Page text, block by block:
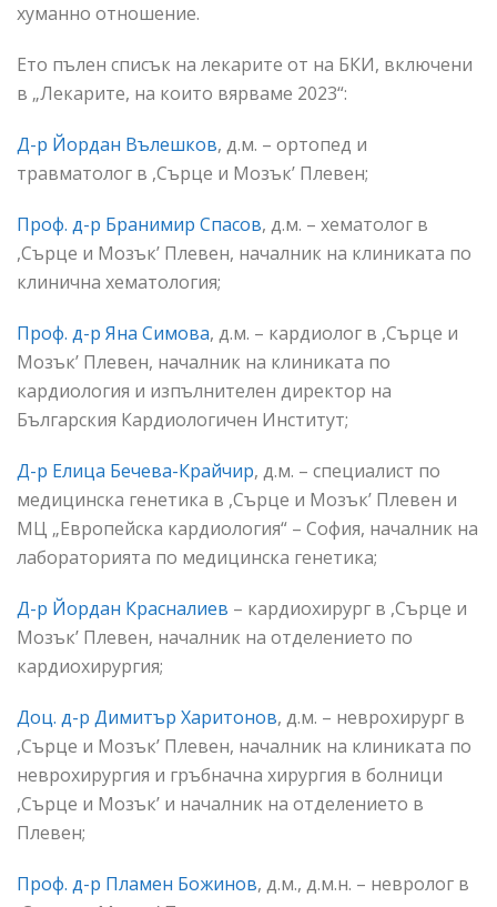
хуманно отношение.
Ето пълен списък на лекарите от на БКИ, включени
в „Лекарите, на които вярваме 2023“:
Д-р Йордан Вълешков, д.м. – ортопед и
травматолог в ,Сърце и Мозък’ Плевен;
Проф. д-р Бранимир Спасов, д.м. – хематолог в
,Сърце и Мозък’ Плевен, началник на клиниката по
клинична хематология;
Проф. д-р Яна Симова, д.м. – кардиолог в ,Сърце и
Мозък’ Плевен, началник на клиниката по
кардиология и изпълнителен директор на
Българския Кардиологичен Институт;
Д-р Елица Бечева-Крайчир, д.м. – специалист по
медицинска генетика в ,Сърце и Мозък’ Плевен и
МЦ „Европейска кардиология“ – София, началник на
лабораторията по медицинска генетика;
Д-р Йордан Красналиев – кардиохирург в ,Сърце и
Мозък’ Плевен, началник на отделението по
кардиохирургия;
Доц. д-р Димитър Харитонов, д.м. – неврохирург в
,Сърце и Мозък’ Плевен, началник на клиниката по
неврохирургия и гръбначна хирургия в болници
,Сърце и Мозък’ и началник на отделението в
Плевен;
Проф. д-р Пламен Божинов, д.м., д.м.н. – невролог в